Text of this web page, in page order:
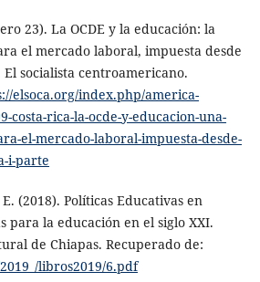
23). La OCDE y la educación: la
el mercado laboral, impuesta desde
socialista centroamericano.
elsoca.org/index.php/america-
costa-rica-la-ocde-y-educacion-una-
el-mercado-laboral-impuesta-desde-
i-parte
(2018). Políticas Educativas en
para la educación en el siglo XXI.
de Chiapas. Recuperado de:
libros2019/6.pdf